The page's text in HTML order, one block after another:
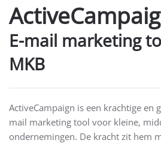
E-mail marketing
MKB
ActiveCampaign is een krachtige en
mail marketing tool voor kleine,
ondernemingen. De kracht zit hem